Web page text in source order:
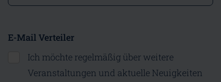
E-Mail Verteiler
Ich möchte regelmäßig über weitere
Veranstaltungen und aktuelle Neuigkeiten